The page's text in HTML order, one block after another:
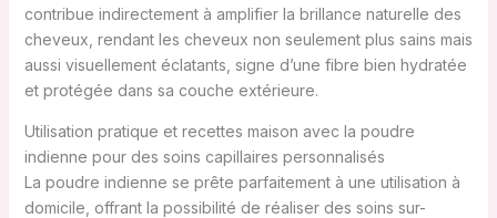
contribue indirectement à amplifier la brillance naturelle des
cheveux, rendant les cheveux non seulement plus sains mais
aussi visuellement éclatants, signe d’une fibre bien hydratée
et protégée dans sa couche extérieure.
Utilisation pratique et recettes maison avec la poudre
indienne pour des soins capillaires personnalisés
La poudre indienne se prête parfaitement à une utilisation à
domicile, offrant la possibilité de réaliser des soins sur-